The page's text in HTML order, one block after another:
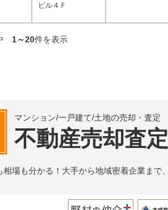
ビル４Ｆ
1～20件を表示
マンション/一戸建て/土地の売却・査定
不動産売却査定
相場も分かる！大手から地域密着企業まで、